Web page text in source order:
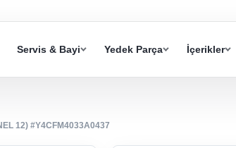
Servis & Bayi Yedek Parça İçerikler
12) #Y4CFM4033A0437